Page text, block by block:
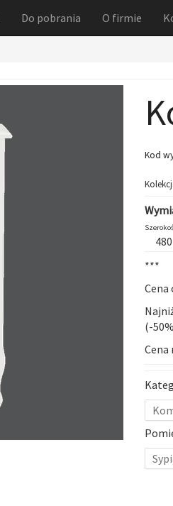
Do pobrania O firmie
Kod
480
***
Cena
(-
Cena